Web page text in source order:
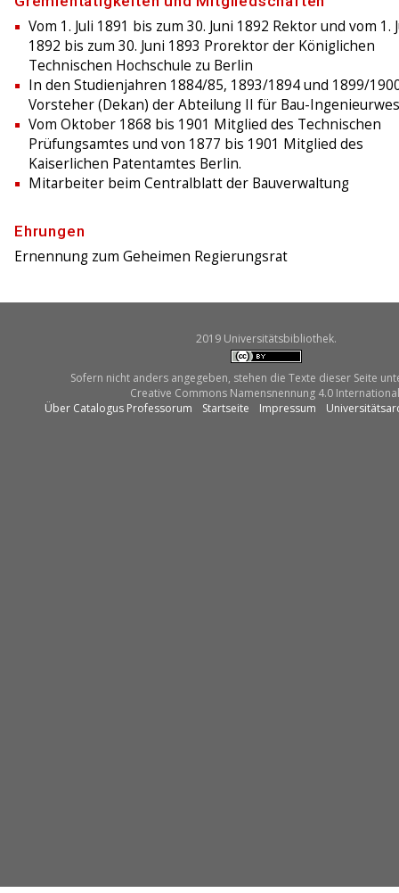
Vom 1. Juli 1891 bis zum 30. Juni 1892 Rektor und vom 1.
1892 bis zum 30. Juni 1893 Prorektor der Königlichen
Technischen Hochschule zu Berlin
In den Studienjahren 1884/85, 1893/1894 und 1899/
Vorsteher (Dekan) der Abteilung II für Bau-
Vom Oktober 1868 bis 1901 Mitglied des Technischen
Prüfungsamtes und von 1877 bis 1901 Mitglied des
Kaiserlichen Patentamtes Berlin.
Mitarbeiter beim Centralblatt der Bauverwaltung
Ehrungen
Ernennung zum Geheimen Regierungsrat
2019 Universitätsbibliothek.
Sofern nicht anders angegeben, stehen die Texte dieser Seite
Creative Commons Namensnennung 4.0
Über Catalogus Professorum
Startseite Impressum